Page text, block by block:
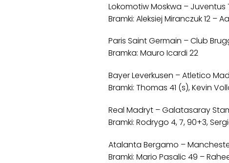
Lokomotiw Moskwa – Juventus
Bramki: Aleksiej Miranczuk 12 –
Paris Saint Germain – Club
Bramka: Mauro Icardi 22
Bayer Leverkusen – Atletico
Bramki: Thomas 41 (s), Kevin
Real Madryt – Galatasaray
Bramki: Rodrygo 4, 7, 90+3,
Atalanta Bergamo – Manchester
Bramki: Mario Pasalic 49 –